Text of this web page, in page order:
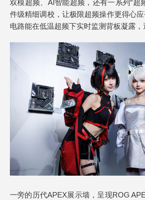
双模超频、AI智能超频，还有一系列“超
件级精细调校，让极限超频操作更得心
电路能在低温超频下实时监测背板凝露，
一旁的历代APEX展示墙，呈现ROG